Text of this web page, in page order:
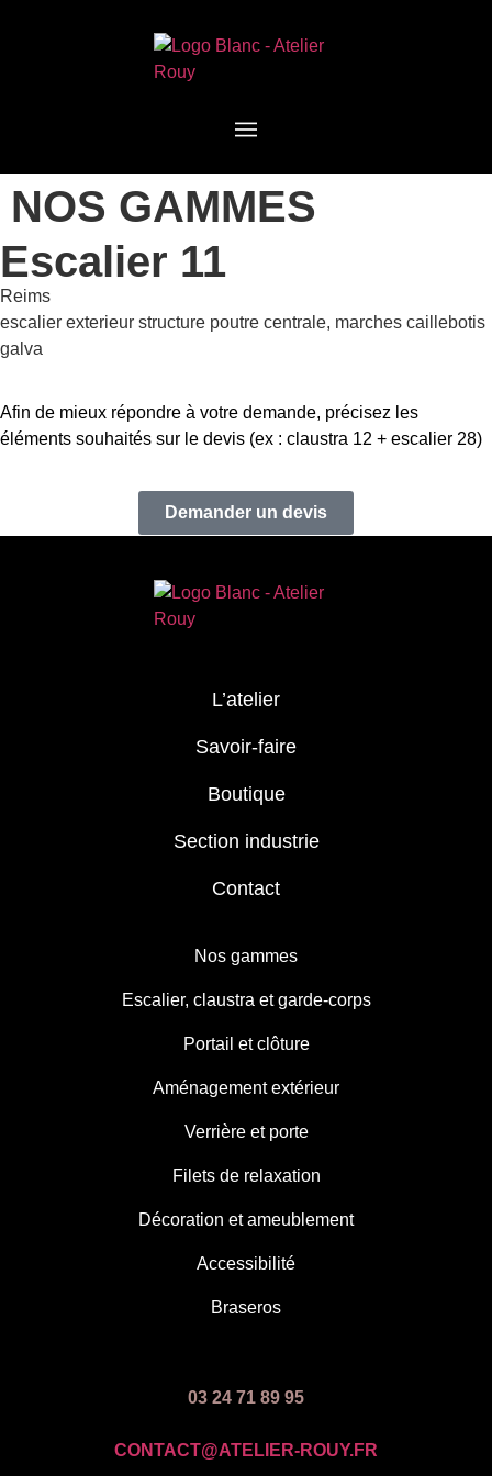
NOS GAMMES
Escalier 11
Reims
escalier exterieur structure poutre centrale, marches caillebotis
galva
Afin de mieux répondre à votre demande, précisez les
éléments souhaités sur le devis (ex : claustra 12 + escalier 28)
Demander un devis
L’atelier
Savoir-faire
Boutique
Section industrie
Contact
Nos gammes
Escalier, claustra et garde-corps
Portail et clôture
Aménagement extérieur
Verrière et porte
Filets de relaxation
Décoration et ameublement
Accessibilité
Braseros
03 24 71 89 95
CONTACT@ATELIER-ROUY.FR